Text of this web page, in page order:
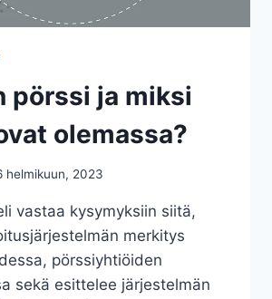
pörssi ja miksi
olemassa?
helmikuun, 2023
vastaa kysymyksiin siitä,
merkitys
pörssiyhtiöiden
sekä esittelee järjestelmän